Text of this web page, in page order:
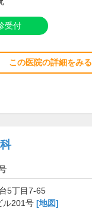
受付
この医院の詳細をみる
5丁目7-65
ル201号 [地図]